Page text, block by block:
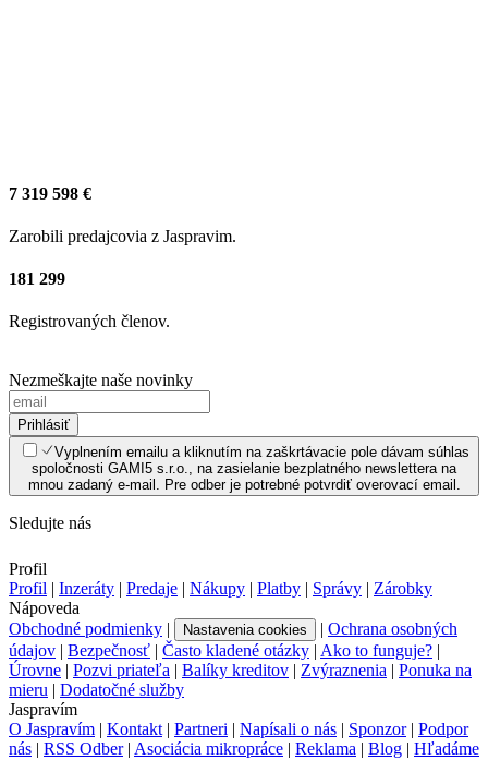
7 319 598 €
Zarobili predajcovia z Jaspravim.
181 299
Registrovaných členov.
Nezmeškajte naše novinky
Prihlásiť
Vyplnením emailu a kliknutím na zaškrtávacie pole dávam súhlas
spoločnosti GAMI5 s.r.o., na zasielanie bezplatného newslettera na
mnou zadaný e-mail. Pre odber je potrebné potvrdiť overovací email.
Sledujte nás
Profil
Profil | Inzeráty | Predaje | Nákupy | Platby | Správy | Zárobky
Nápoveda
Obchodné podmienky | Nastavenia cookies | Ochrana osobných
údajov | Bezpečnosť | Často kladené otázky | Ako to funguje? |
Úrovne | Pozvi priateľa | Balíky kreditov | Zvýraznenia | Ponuka na
mieru | Dodatočné služby
Jaspravím
O Jaspravím | Kontakt | Partneri | Napísali o nás | Sponzor| Podpor
nás | RSS Odber| Asociácia mikropráce | Reklama | Blog | Hľadáme